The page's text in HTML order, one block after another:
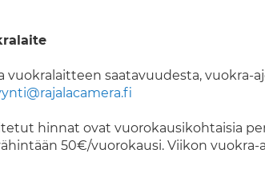
vuokralaitteen saatavuudesta, vuokra-
hinnat ovat vuorokausikohtaisia
50€/vuorokausi. Viikon